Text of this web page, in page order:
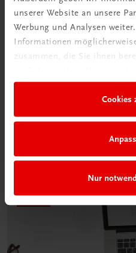
unserer Website an unsere
Werbung und Analysen
Informationen
zusammen, die Sie ihnen
Cookies
Nur
Neu in der DigiBox
Klassenzimmer“
Mehr dazu